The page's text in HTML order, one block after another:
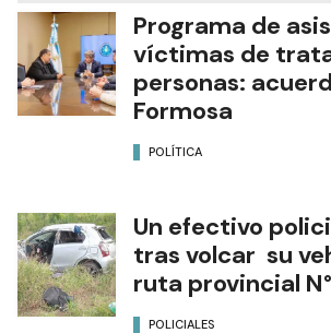
Programa de
víctimas de
personas:
Formosa
POLÍTICA
Un efectivo
tras volcar su
ruta provincial
POLICIALES